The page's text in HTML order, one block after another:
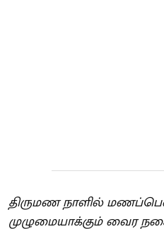
திருமண நாளில்
முழுமையாக்கும் வைர